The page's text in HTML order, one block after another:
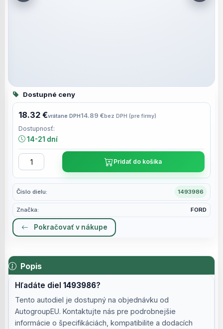
Číslo dielu: 1493986
Značka: FORD
Dostupné ceny
18.32 €vrátane DPH14.89 €bez DPH (pre firmy)
Dostupnosť:
14-21 dní
Pridať do košíka
Pokračovať v nákupe
Popis
Hľadáte diel1493986?
Tento autodiel je dostupný na objednávku od
AutogroupEU. Kontaktujte nás pre podrobnejšie
informácie o špecifikáciách, kompatibilite a dodacích